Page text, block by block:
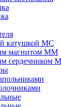
катушкой MC
магнитом ММ
сердечником